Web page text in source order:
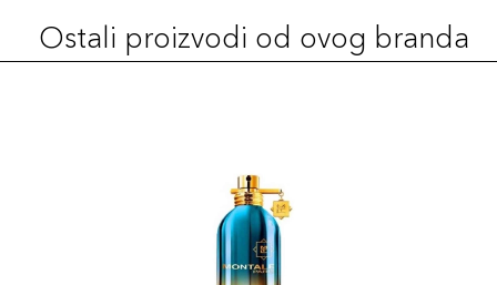
Ostali proizvodi od ovog branda